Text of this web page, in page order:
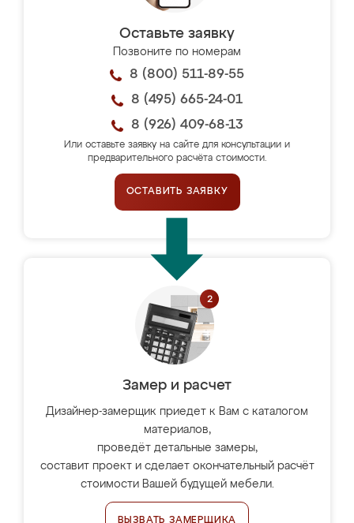
Оставьте заявку
Позвоните по номерам
8 (800) 511-89-55
8 (495) 665-24-01
8 (926) 409-68-13
Или оставьте заявку на сайте для консультации и
предварительного расчёта стоимости.
ОСТАВИТЬ ЗАЯВКУ
Замер и расчет
Дизайнер-замерщик приедет к Вам с каталогом
материалов,
проведёт детальные замеры,
составит проект и сделает окончательный расчёт
стоимости Вашей будущей мебели.
ВЫЗВАТЬ ЗАМЕРЩИКА